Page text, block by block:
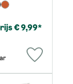
€ 9,99*